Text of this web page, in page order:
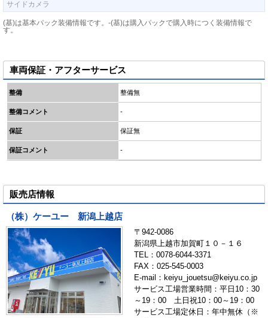
サイドカメラ
(基)は基本パック装備情報です。-(基)は購入パックで購入時につく装備情報で
す。
車両保証・アフターサービス
整備 整備無
整備コメント -
保証 保証無
保証コメント -
販売店情報
（株）ケーユー 新潟上越店
〒942-0086
新潟県上越市加賀町１０－１６
TEL：0078-6044-3371
FAX：025-545-0003
E-mail：keiyu_jouetsu@keiyu.co.jp
サービス工場営業時間：平日10：30
～19：00 土日祝10：00～19：00
サービス工場定休日：年中無休（※